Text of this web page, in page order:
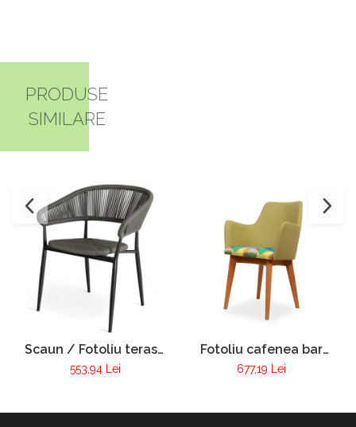
PRODUSE
SIMILARE
Scaun / Fotoliu terasa
VIctoria
553,94 Lei
Fotoliu cafenea bar
club tapitat cadru lemn
Pur 255
677,19 Lei